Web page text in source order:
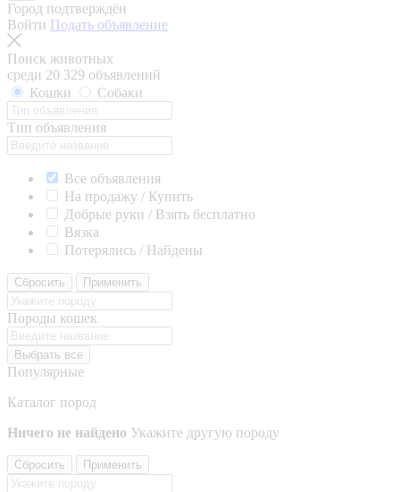
Город подтверждён
Войти Подать объявление
Поиск животных
среди 20 329 объявлений
Кошки
Собаки
Тип объявления
Все объявления
На продажу / Купить
Добрые руки / Взять бесплатно
Вязка
Потерялись / Найдены
Сбросить Применить
Породы кошек
Выбрать все
Популярные
Каталог пород
Ничего не найдено Укажите другую породу
Сбросить Применить